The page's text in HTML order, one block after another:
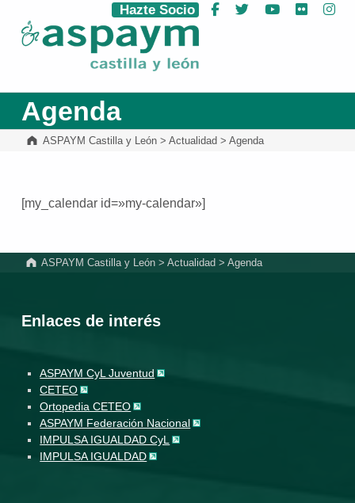
ASPAYM Castilla y León
Hazte Socio Facebook
Twitter YouTube
Flickr
Agenda
ASPAYM Castilla y León> Actualidad > Agenda
[my_calendar id=»my-calendar»]
ASPAYM Castilla y León >Actualidad >Agenda
Enlaces de interés
ASPAYM CyL Juventud
CETEO
Ortopedia CETEO
ASPAYM Federación Nacional
IMPULSA IGUALDAD CyL
IMPULSA IGUALDAD